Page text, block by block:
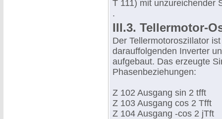
T 111) mit unzureichender
.
III.3. Tellermotor-
Der TellermotorosziIlator
darauffolgenden Inverter
aufgebaut. Das erzeugte
Phasenbeziehungen:
Z 102 Ausgang sin 2 tfft
Z 103 Ausgang cos 2 Tfft
Z 104 Ausgang -cos 2 jTft